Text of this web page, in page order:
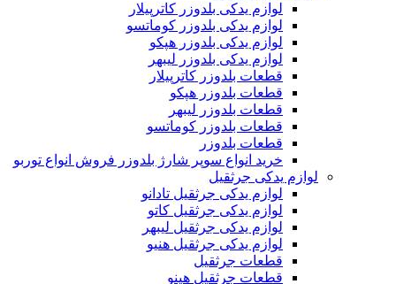
لوازم یدکی بلدوزر کاترپیلار
لوازم یدکی بلدوزر کوماتسو
لوازم یدکی بلدوزر هپکو
لوازم یدکی بلدوزر لیبهر
قطعات بلدوزر کاترپیلار
قطعات بلدوزر هپکو
قطعات بلدوزر لیبهر
قطعات بلدوزر کوماتسو
قطعات بلدوزر
خرید انواع سوپر شارژ بلدوزر فروش انواع توربو
لوازم یدکی جرثقیل
لوازم یدکی جرثقیل تادانو
لوازم یدکی جرثقیل کاتو
لوازم یدکی جرثقیل لیبهر
لوازم یدکی جرثقیل هنیو
قطعات جرثقیل
قطعات جرثقیل هینو